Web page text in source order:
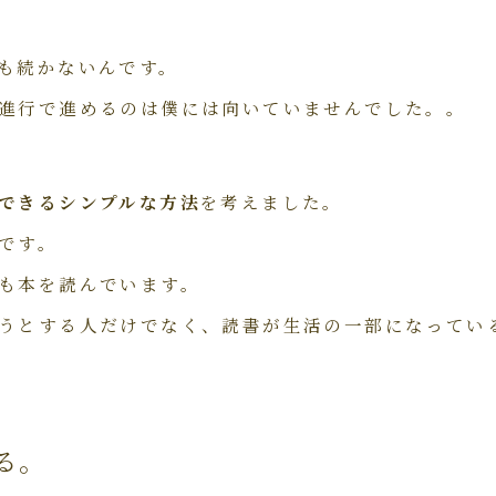
続かないんです。
行で進めるのは僕には向いていませんでした。。
きるシンプルな方法を考えました。
す。
本を読んでいます。
とする人だけでなく、読書が生活の一部になってい